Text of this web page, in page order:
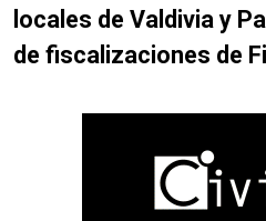
locales de Valdivia y
de fiscalizaciones de